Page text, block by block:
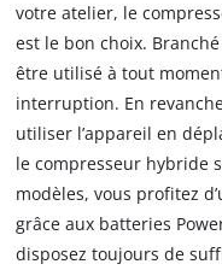
votre atelier, le
est le bon choix.
être utilisé à tout
interruption. En
utiliser l’appareil en
le compresseur hybride
modèles, vous profitez
grâce aux batteries
disposez toujours de